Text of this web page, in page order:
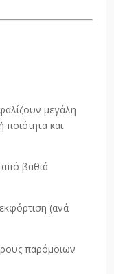
μεγάλη
και
από βαθιά
(ανά
παρόμοιων